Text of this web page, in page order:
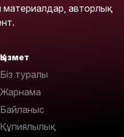
материалдар, авторлық
Қызмет
Біз туралы
Жарнама
Байланыс
Құпиялылық